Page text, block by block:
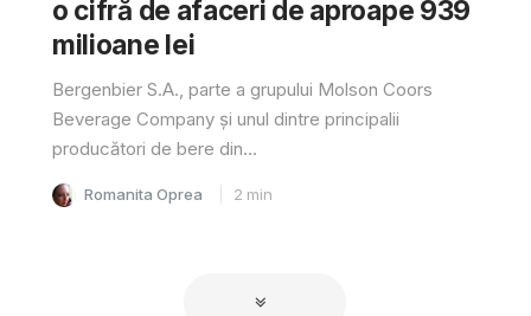
o cifră de afaceri de aproape 939
milioane lei
Bergenbier S.A., parte a grupului Molson Coors
Beverage Company și unul dintre principalii
producători de bere din...
Romanita Oprea 2 min